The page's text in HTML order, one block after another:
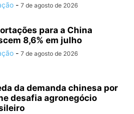
- 7 de agosto de 2026
para a China
8,6% em julho
- 7 de agosto de 2026
da demanda chinesa por
desafia agronegócio